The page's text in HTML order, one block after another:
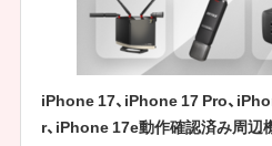
iPhone 17、iPhone 17 Pro、
r、iPhone 17e動作確認済み周辺